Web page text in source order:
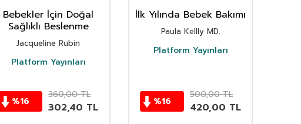
Bebekler İçin Doğal
Sağlıklı Beslenme
Jacqueline Rubin
Platform Yayınları
%16
360,00TL
302,40 TL
İlk Yılında Bebek Bakımı
Paula Kellly MD.
Platform Yayınları
%16
500,00TL
420,00 TL